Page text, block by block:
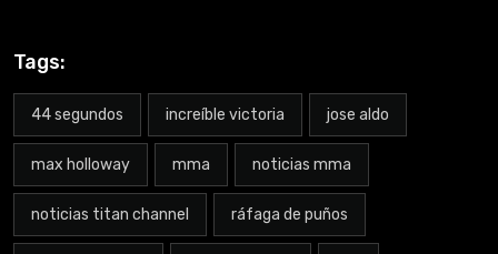
Tags:
44 segundos increíble victoria jose aldo
max holloway mma noticias mma
noticias titan channel ráfaga de puños